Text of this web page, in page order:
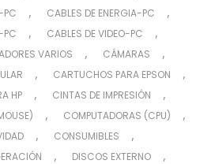
PC , CABLES DE ENERGIA-PC ,
PC , CABLES DE VIDEO-PC ,
VARIOS , CÁMARAS ,
, CARTUCHOS PARA EPSON ,
HP , CINTAS DE IMPRESIÓN ,
, COMPUTADORAS (CPU) ,
, CONSUMIBLES ,
, DISCOS EXTERNO ,